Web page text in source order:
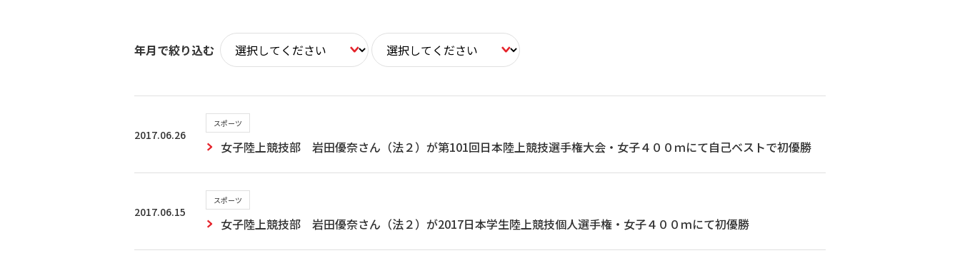
年月で絞り込む
2017.06.26
スポーツ
女子陸上競技部 岩田優奈さん（法２）が第101回日本陸上競技選手権大会・女子４００ｍにて自己ベストで初優勝
2017.06.15
スポーツ
女子陸上競技部 岩田優奈さん（法２）が2017日本学生陸上競技個人選手権・女子４００ｍにて初優勝